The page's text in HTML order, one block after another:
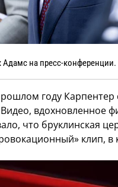
Адамс на пресс-конференции.
году
вдохновленное
что бруклинская
клип,